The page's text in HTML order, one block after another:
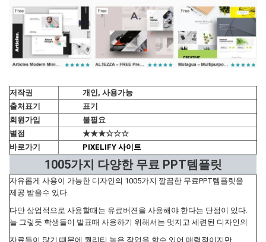
저작권
개인, 사용가능
출처표기
표기
회원가입
불필요
별점
★★★☆☆☆
바로가기
PIXELIFY 사이트
1005가지 다양한 무료 PPT템플릿
자유롭게 사용이 가능한 디자인의 1005가지 깔끔한 무료PPT템플릿을
제공 받을수 있다.
다만 상업적으로 사용할때는 유료버젼을 사용해야 한다는 단점이 있다.
늘 그렇듯 학생들이 발표때 사용하기 위해서는 멋지고 세련된 디자인의
자료들이 많기 때문에 퀄리티 높은 작업을 할수 있어 매력적이지만